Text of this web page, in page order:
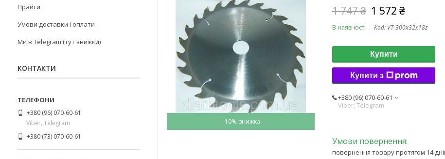
–10%
1 747 ₴ 1 572 ₴
В наявності Код: VT-300x32x18z
Купити
Купити з
+380 (96) 070-60-61
Viber, Telegram
повернення товару протягом 14
Прайси
Умови доставки і оплати
Ми в Telegram (тут знижки)
КОНТАКТИ
+380 (96) 070-60-61
Viber, Telegram
+380 (73) 070-60-61